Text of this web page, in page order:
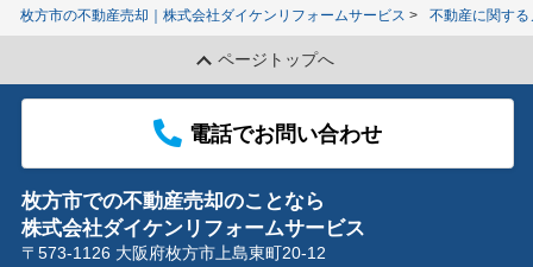
枚方市の不動産売却｜株式会社ダイケンリフォームサービス 不動産に関す
ページトップへ
電話でお問い合わせ
枚方市での不動産売却のことなら
株式会社ダイケンリフォームサービス
〒573-1126 大阪府枚方市上島東町20-12